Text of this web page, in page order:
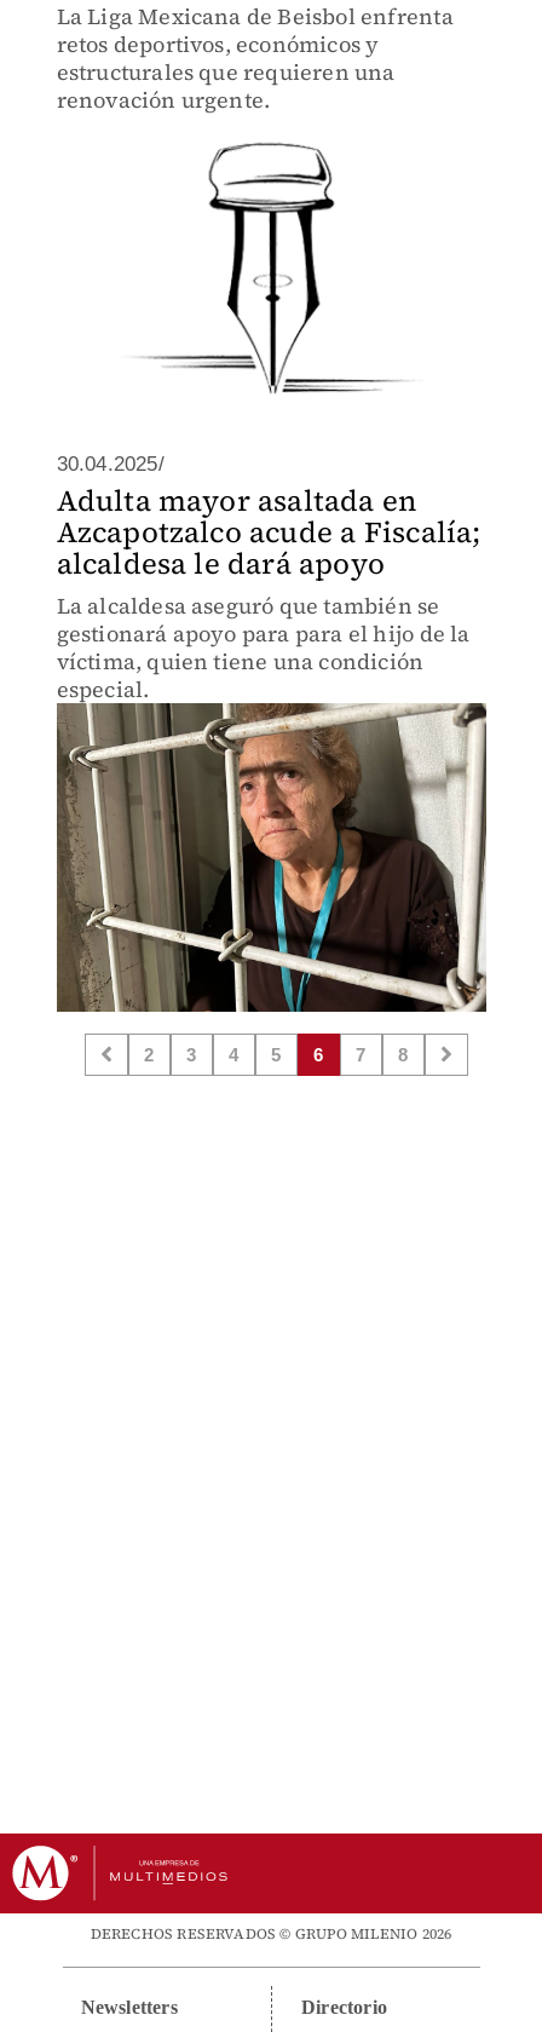
La Liga Mexicana de Beisbol enfrenta
retos deportivos, económicos y
estructurales que requieren una
renovación urgente.
30.04.2025/
Adulta mayor asaltada en
Azcapotzalco acude a Fiscalía;
alcaldesa le dará apoyo
La alcaldesa aseguró que también se
gestionará apoyo para para el hijo de la
víctima, quien tiene una condición
especial.
2 3 4 5 6 7 8
DERECHOS RESERVADOS © GRUPO MILENIO 2026
Newsletters Directorio